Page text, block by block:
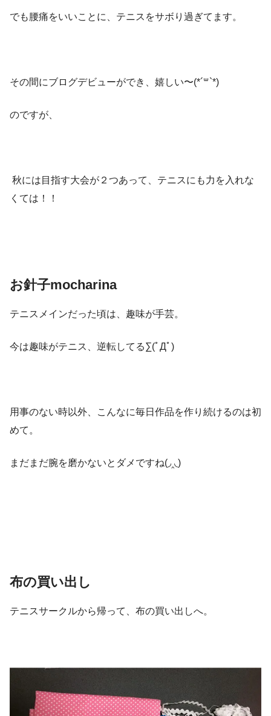
でも腰痛をいいことに、テニスをサボり過ぎてます。
その間にブログデビューができ、嬉しい〜(*´꒳`*)
のですが、
秋には目指す大会が２つあって、テニスにも力を入れな
くては！！
お針子mocharina
テニスメインだった頃は、趣味が手芸。
今は趣味がテニス、逆転してる∑(ﾟДﾟ)
用事のない時以外、こんなに毎日作品を作り続けるのは初
めて。
まだまだ腕を磨かないとダメですね(◞‸◟)
布の買い出し
テニスサークルから帰って、布の買い出しへ。